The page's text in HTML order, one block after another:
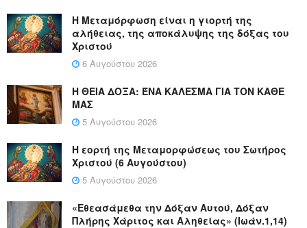
Η Μεταμόρφωση είναι η γιορτή της
αλήθειας, της αποκάλυψης της δόξας του
Χριστού
6 Αυγούστου 2026
Η ΘΕΙΑ ΔΟΞΑ: ΈΝΑ ΚΑΛΕΣΜΑ ΓΙΑ ΤΟΝ ΚΑΘΕ
ΜΑΣ
5 Αυγούστου 2026
Η εορτή της Μεταμορφώσεως του Σωτήρος
Χριστού (6 Αυγούστου)
5 Αυγούστου 2026
«Εθεασάμεθα την Δόξαν Αυτού, Δόξαν
Πλήρης Χάριτος και Αληθείας» (Ιωάν.1,14)